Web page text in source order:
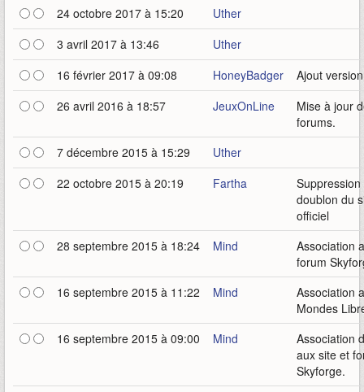
24 octobre 2017 à 15:20
Uther
3 avril 2017 à 13:46
Uther
16 février 2017 à 09:08
HoneyBadger
Ajout
26 avril 2016 à 18:57
JeuxOnLine
Mise à jour
forums.
7 décembre 2015 à 15:29
Uther
22 octobre 2015 à 20:19
Fartha
Suppression
doublon du
officiel
28 septembre 2015 à 18:24
Mind
Association
forum
16 septembre 2015 à 11:22
Mind
Association
Mondes
16 septembre 2015 à 09:00
Mind
Association
aux site et
Skyforge.